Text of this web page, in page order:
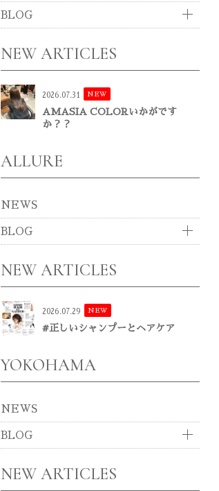
BLOG
NEW ARTICLES
2026.07.31 NEW
AMASIA COLORいかがです
か？？
ALLURE
NEWS
BLOG
NEW ARTICLES
2026.07.29 NEW
#正しいシャンプーとヘアケア
YOKOHAMA
NEWS
BLOG
NEW ARTICLES